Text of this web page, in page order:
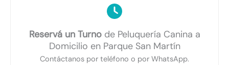
Reservá un Turnode Peluquería Canina a
Domicilio en Parque San Martín
Contáctanos por teléfono o por WhatsApp.